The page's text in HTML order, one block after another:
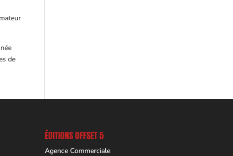
de
ÉDITIONS OFFSET 5
Agence Commerciale